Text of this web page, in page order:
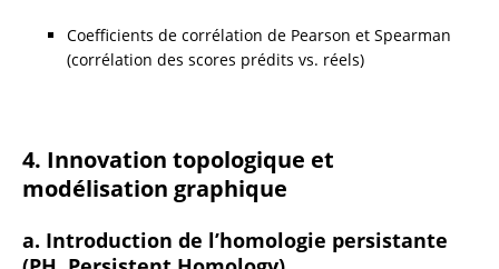
Coefficients de corrélation de Pearson et Spearman
(corrélation des scores prédits vs. réels)
4. Innovation topologique et
modélisation graphique
a. Introduction de l’homologie persistante